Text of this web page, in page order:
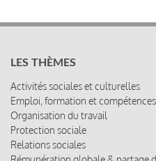
LES THÈMES
Activités sociales et culturelles
Emploi, formation et compétences
Organisation du travail
Protection sociale
Relations sociales